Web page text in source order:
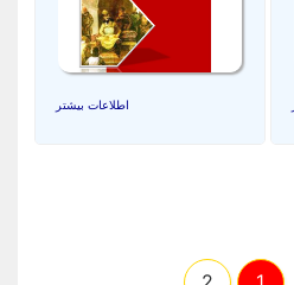
اطلاعات بیشتر